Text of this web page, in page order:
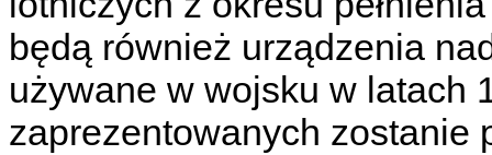
będą również urządzenia
używane w wojsku w latach
zaprezentowanych zostanie